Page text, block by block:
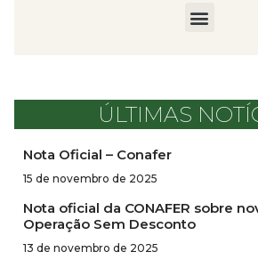
ÚLTIMAS
Nota Oficial – Conafer
15 de novembro de 2025
Nota oficial da CONAFER sobre
Operação Sem Desconto
13 de novembro de 2025